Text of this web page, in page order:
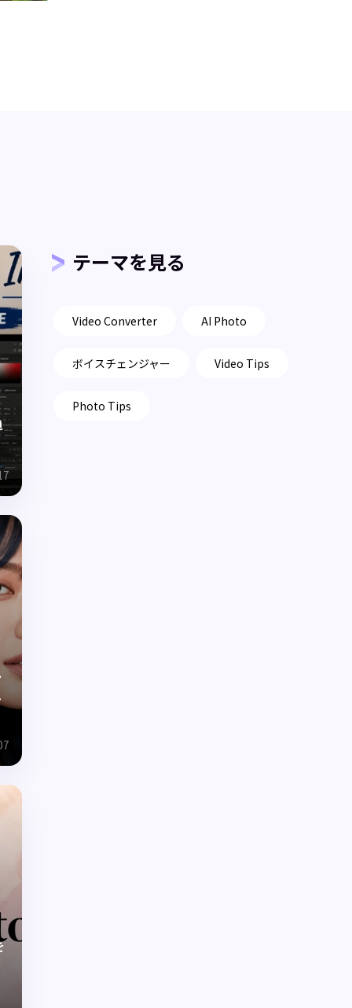
テーマを見る
Video Converter AI Photo
ボイスチェンジャー Video Tips
Photo Tips